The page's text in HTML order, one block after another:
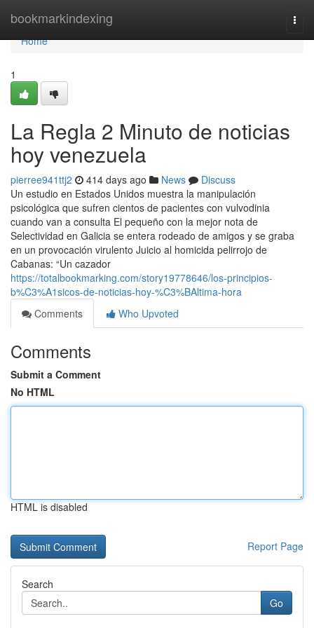
bookmarkindexing
Home
Home
1
La Regla 2 Minuto de noticias
hoy venezuela
pierree941ttj2 414 days ago News
Discuss
Un estudio en Estados Unidos muestra la manipulación
psicológica que sufren cientos de pacientes con vulvodinia
cuando van a consulta El pequeño con la mejor nota de
Selectividad en Galicia se entera rodeado de amigos y se graba
en un provocación virulento Juicio al homicida pelirrojo de
Cabanas: “Un cazador
https://totalbookmarking.com/story19778646/los-principios-
b%C3%A1sicos-de-noticias-hoy-%C3%BAltima-hora
Comments
Who Upvoted
Comments
Submit a Comment
No HTML
HTML is disabled
Report Page
Search
Go